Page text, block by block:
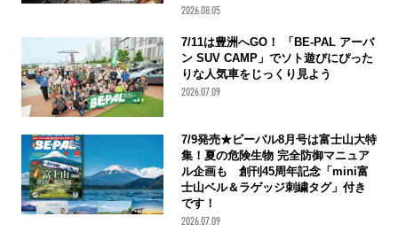
2026.08.05
7/11は豊洲へGO！ 「BE-PAL アーバ
ン SUV CAMP」でソト遊びにぴった
りな人気車をじっくり見よう
2026.07.09
7/9発売★ビーパル8月号は富士山大特
集！夏の危険生物 完全防御マニュア
ル企画も 創刊45周年記念「mini富
士山ベル＆ラゲッジ刺繍タグ」付き
です！
2026.07.09